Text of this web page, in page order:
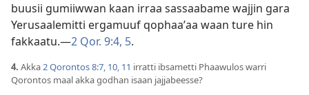
buusii gumiiwwan kaan irraa sassaabame wajjin gara
Yerusaalemitti ergamuuf qophaaʼaa waan ture hin
fakkaatu.—2 Qor. 9:4, 5.
4. Akka2 Qorontos 8:7, 10, 11 irratti ibsametti Phaawulos warri
Qorontos maal akka godhan isaan jajjabeesse?